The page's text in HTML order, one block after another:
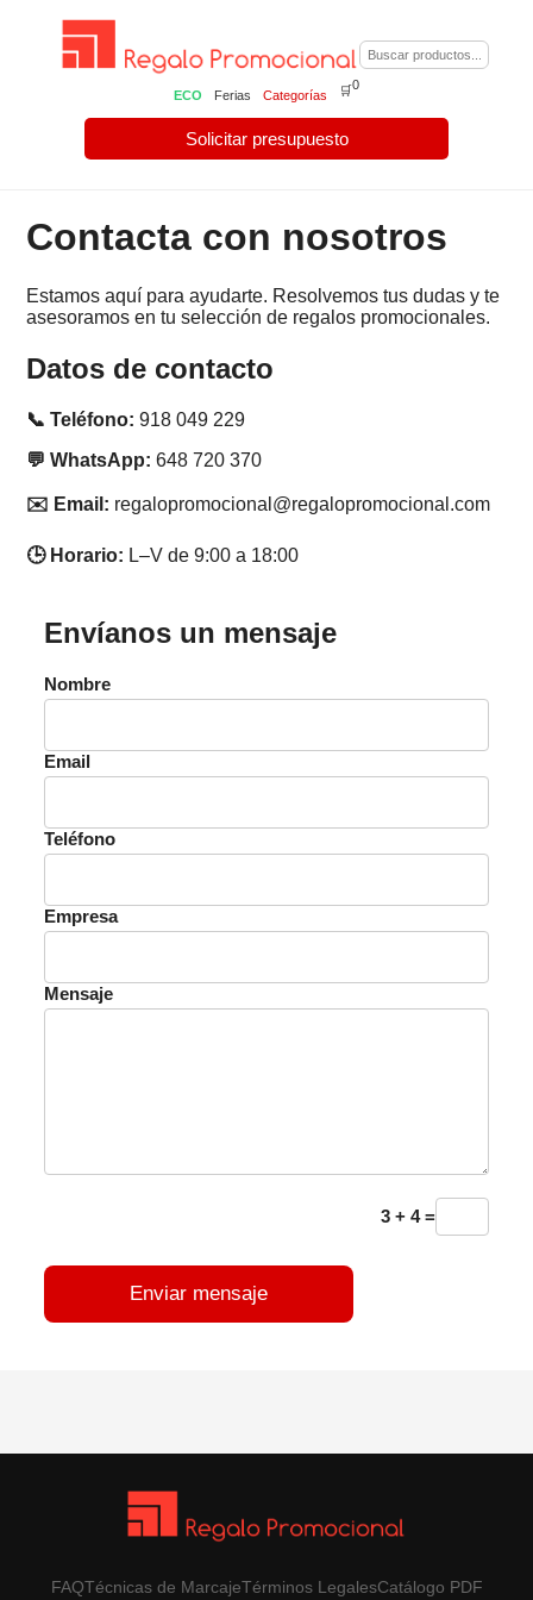
ECO Ferias Categorías
Solicitar presupuesto
🛒0
Contacta con nosotros
Estamos aquí para ayudarte. Resolvemos tus dudas y te
asesoramos en tu selección de regalos promocionales.
Datos de contacto
📞 Teléfono: 918 049 229
💬 WhatsApp: 648 720 370
✉️ Email: regalopromocional@regalopromocional.com
🕒 Horario: L–V de 9:00 a 18:00
Envíanos un mensaje
Nombre
Email
Teléfono
Empresa
Mensaje
3 + 4 =
Enviar mensaje
FAQTécnicas de MarcajeTérminos LegalesCatálogo PDF